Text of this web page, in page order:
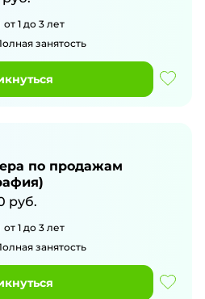
от 1 до 3 лет
занятость
по продажам
руб.
от 1 до 3 лет
занятость